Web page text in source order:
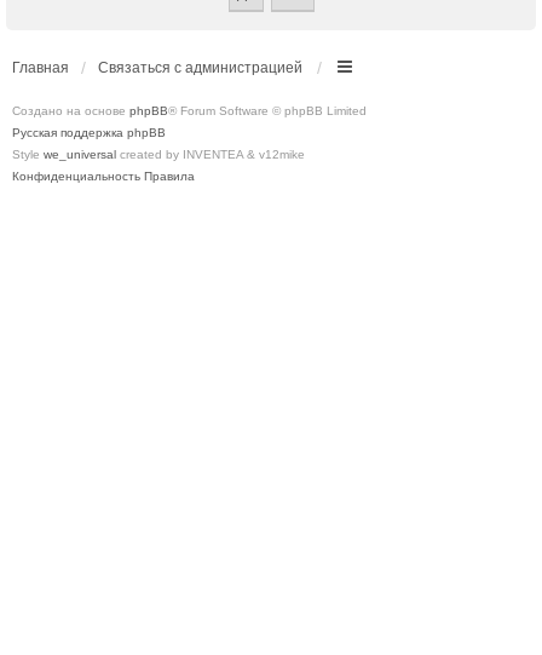
Главная Связаться с администрацией
Создано на основе phpBB® Forum Software © phpBB Limited
Русская поддержка phpBB
Style we_universal created by INVENTEA & v12mike
Конфиденциальность Правила